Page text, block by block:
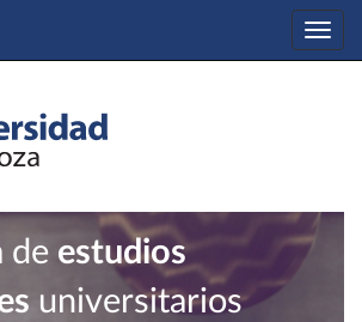
de estudios
universitarios